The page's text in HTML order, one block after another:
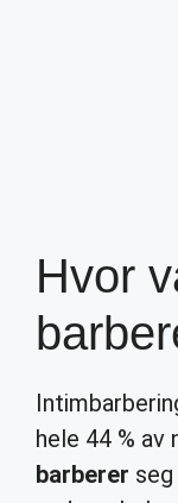
Hvor
hele 44 % av
barberer